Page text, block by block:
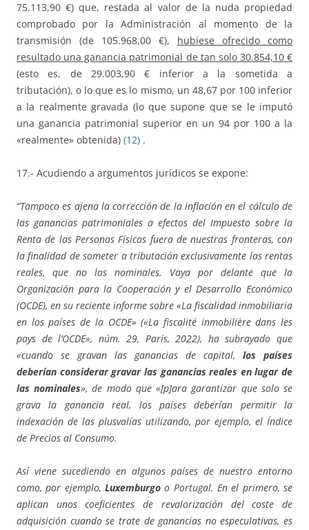
75.113,90 €) que, restada al valor de la nuda propiedad
comprobado por la Administración al momento de la
transmisión (de 105.968,00 €), hubiese ofrecido como
resultado una ganancia patrimonial de tan solo 30.854,10 €
(esto es, de 29.003,90 € inferior a la sometida a
tributación), o lo que es lo mismo, un 48,67 por 100 inferior
a la realmente gravada (lo que supone que se le imputó
una ganancia patrimonial superior en un 94 por 100 a la
«realmente» obtenida) (12) .
17.- Acudiendo a argumentos jurídicos se expone:
“Tampoco es ajena la corrección de la inflación en el cálculo de
las ganancias patrimoniales a efectos del Impuesto sobre la
Renta de las Personas Físicas fuera de nuestras fronteras, con
la finalidad de someter a tributación exclusivamente las rentas
reales, que no las nominales. Vaya por delante que la
Organización para la Cooperación y el Desarrollo Económico
(OCDE), en su reciente informe sobre «La fiscalidad inmobiliaria
en los países de la OCDE» («La fiscalité inmobilière dans les
pays de l’OCDE», núm. 29, París, 2022), ha subrayado que
«cuando se gravan las ganancias de capital, los países
deberían considerar gravar las ganancias reales en lugar de
las nominales», de modo que «[p]ara garantizar que solo se
grava la ganancia real, los países deberían permitir la
indexación de las plusvalías utilizando, por ejemplo, el Índice
de Precios al Consumo.
Así viene sucediendo en algunos países de nuestro entorno
como, por ejemplo, Luxemburgo o Portugal. En el primero, se
aplican unos coeficientes de revalorización del coste de
adquisición cuando se trate de ganancias no especulativas, es